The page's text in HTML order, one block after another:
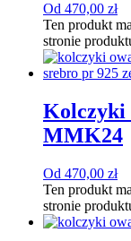
Od 470,00 zł
Ten produkt
stronie
Kolczyki
MMK24
Od 470,00 zł
Ten produkt
stronie